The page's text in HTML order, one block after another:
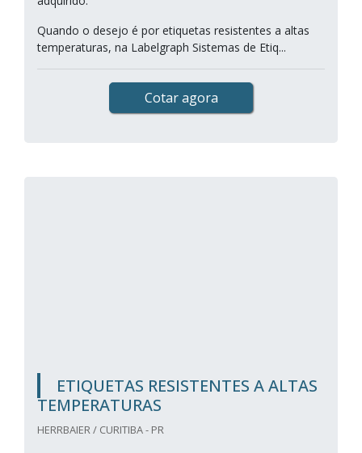
Quando o desejo é por etiquetas resistentes a altas
temperaturas, na Labelgraph Sistemas de Etiq...
Cotar agora
ETIQUETAS RESISTENTES A ALTAS
TEMPERATURAS
HERRBAIER / CURITIBA - PR